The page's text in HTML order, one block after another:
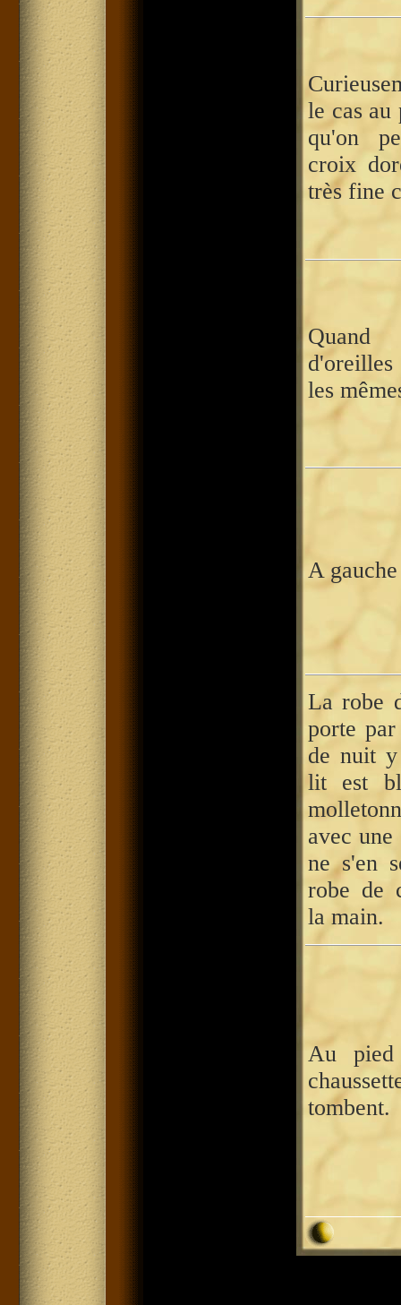
le cas au
qu'on
croix
très fine
les
A
La robe
porte par
de nuit y
lit est
avec
ne s'en
robe de
la main.
Au
tombent.